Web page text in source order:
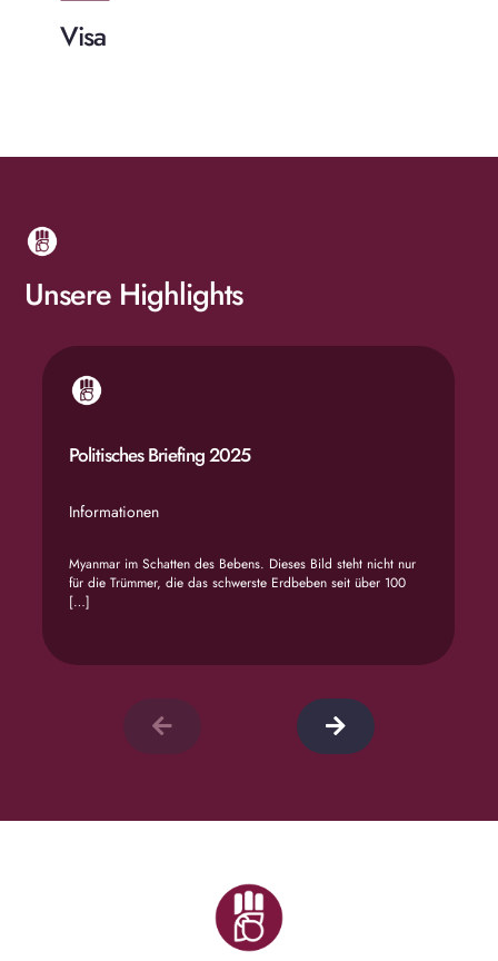
Visa
Unsere Highlights
Politisches Briefing 2025
Informationen
Myanmar im Schatten des Bebens. Dieses Bild steht nicht nur
für die Trümmer, die das schwerste Erdbeben seit über 100
[…]